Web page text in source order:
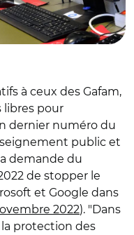
à ceux des Gafam,
libres pour
dernier numéro du
public et
demande du
de stopper le
et Google dans
2022). "Dans
protection des